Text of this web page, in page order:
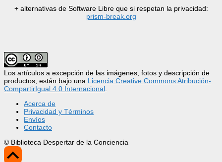
+ alternativas de Software Libre que si respetan la privacidad:
prism-break.org
Los artículos a excepción de las imágenes, fotos y descripción de
productos, están bajo una Licencia Creative Commons Atribución-
CompartirIgual 4.0 Internacional
Acerca de
Privacidad y Términos
Envíos
Contacto
© Biblioteca Despertar de la Conciencia
Scroll